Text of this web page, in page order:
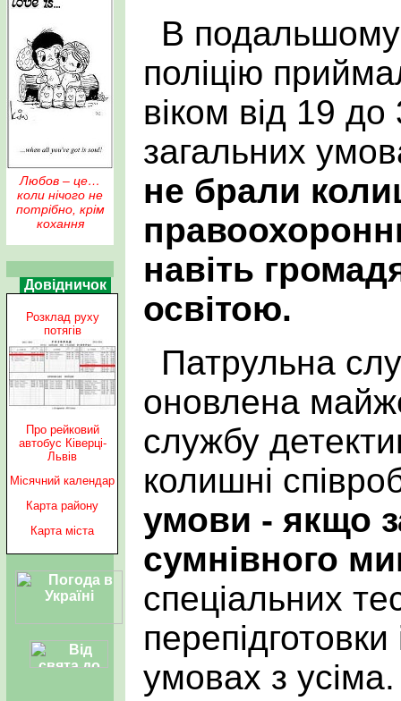
Любов – це…
коли нічого не
потрібно, крім
кохання
Довідничок
Розклад руху
потягів
Про рейковий
автобус Ківерці-
Львів
Місячний календар
Карта району
Карта міста
В
поліцію
віком від 19 до
загальних
не брали
навіть
освітою.
Патрульна
оновлена
службу
колишні
умови - якщо
сумнівного
спеціальних
умовах з усіма.